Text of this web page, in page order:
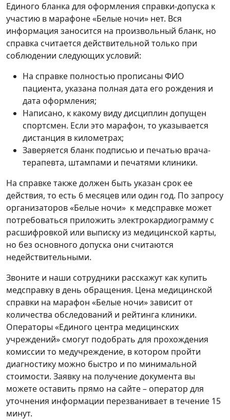
Единого бланка для оформления справки-допуска к
участию в марафоне «Белые ночи» нет. Вся
информация заносится на произвольный бланк, но
справка считается действительной только при
соблюдении следующих условий:
На справке полностью прописаны ФИО
пациента, указана полная дата его рождения и
дата оформления;
Написано, к какому виду дисциплин допущен
спортсмен. Если это марафон, то указывается
дистанция в километрах;
Заверяется бланк подписью и печатью врача-
терапевта, штампами и печатями клиники.
На справке также должен быть указан срок ее
действия, то есть 6 месяцев или один год. По запросу
организаторов «Белые ночи» к медсправке может
потребоваться приложить электрокардиограмму с
расшифровкой или выписку из медицинской карты,
но без основного допуска они считаются
недействительными.
Звоните и наши сотрудники расскажут как купить
медсправку в день обращения. Цена медицинской
справки на марафон «Белые ночи» зависит от
количества обследований и рейтинга клиники.
Операторы «Единого центра медицинских
учреждений» смогут подобрать для прохождения
комиссии то медучреждение, в котором пройти
диагностику можно быстро и по минимальной
стоимости. Заявку на получение документа вы
можете оставить прямо на сайте – оператор для
уточнения информации перезванивает в течение 15
минут.